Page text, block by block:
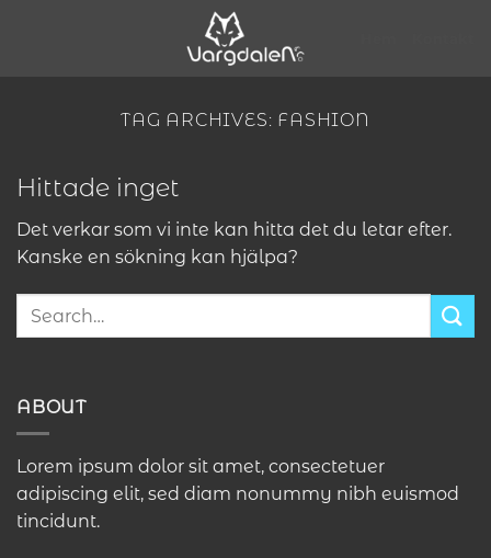
TAG ARCHIVES: FASHION
Hittade inget
Det verkar som vi inte kan hitta det du letar efter.
Kanske en sökning kan hjälpa?
ABOUT
Lorem ipsum dolor sit amet, consectetuer
adipiscing elit, sed diam nonummy nibh euismod
tincidunt.